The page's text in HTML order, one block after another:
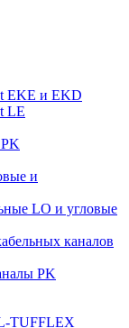
EKE и EKD
LE
и
LO и угловые
каналов
PK
TUFFLEX